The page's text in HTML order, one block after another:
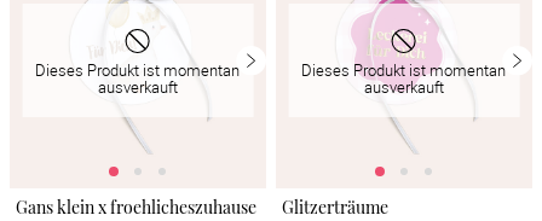
Dieses Produkt ist momentan
ausverkauft
Gans klein x froehlicheszuhause
Dieses Produkt ist momentan
ausverkauft
Glitzerträume